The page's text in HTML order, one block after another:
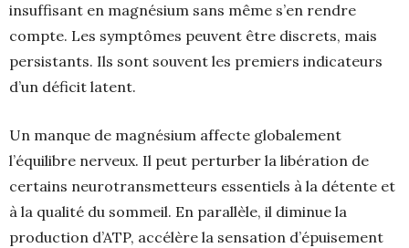
insuffisant en magnésium sans même s’en rendre
compte. Les symptômes peuvent être discrets, mais
persistants. Ils sont souvent les premiers indicateurs
d’un déficit latent.
Un manque de magnésium affecte globalement
l’équilibre nerveux. Il peut perturber la libération de
certains neurotransmetteurs essentiels à la détente et
à la qualité du sommeil. En parallèle, il diminue la
production d’ATP, accélère la sensation d’épuisement